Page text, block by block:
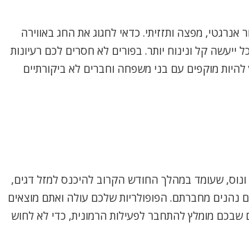
מפצה ותזזיתי. כדאי לחגוג את החג באווירה
ייעשה קל ונינוח יותר. בפורים לא חסרים לכם רעיונות
מוקפים עם בני משפחה וחברים לא ביקורתיים
שעומד במהלך החודש הקרוב להיכנס למזל דגים,
נהנים מחברתם. הפופולריות שלכם עולה ואתם מוצאים
מומלץ להתחבר לפעילות הרמונית, כדי לא לחוש